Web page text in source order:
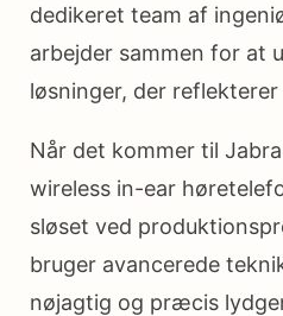
dedikeret team af
arbejder sammen for at
løsninger, der
Når det kommer til
wireless in-ear
sløset ved
bruger avancerede
nøjagtig og præcis